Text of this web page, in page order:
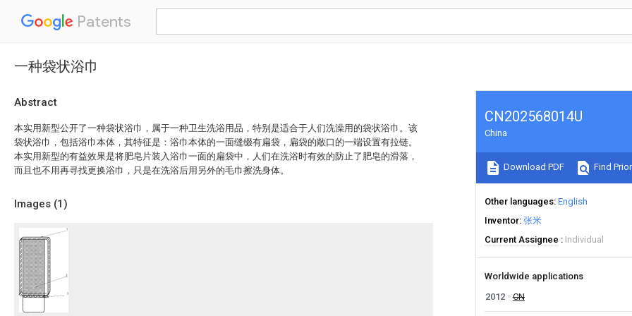
Patents
一种袋状浴巾
Abstract
本实用新型公开了一种袋状浴巾，属于一种卫生洗浴用品，特别是适合于人们洗澡用的袋状浴巾。该
袋状浴巾，包括浴巾本体，其特征是：浴巾本体的一面缝缀有扁袋，扁袋的敞口的一端设置有拉链。
本实用新型的有益效果是将肥皂片装入浴巾一面的扁袋中，人们在洗浴时有效的防止了肥皂的滑落，
而且也不用再寻找更换浴巾，只是在洗浴后用另外的毛巾擦洗身体。
Images (1)
CN202568014U
China
Download PDF Find
Other languages English
Inventor 张米
Current Assignee
Individual
Worldwide applications
2012
CN